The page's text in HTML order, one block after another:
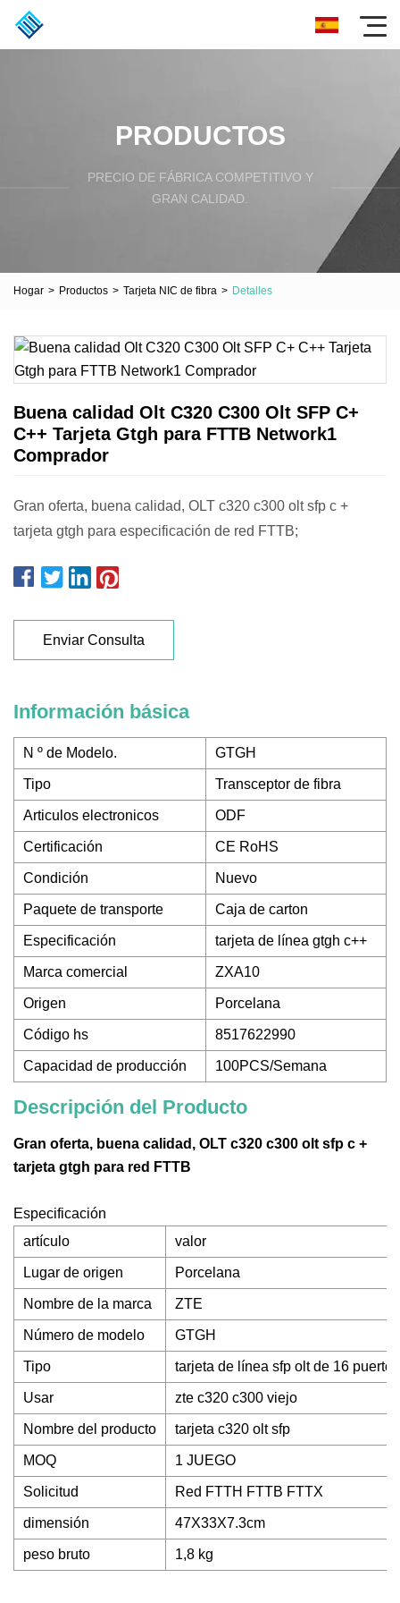
PRODUCTOS
PRECIO DE FÁBRICA COMPETITIVO Y
GRAN CALIDAD.
Hogar > Productos > Tarjeta NIC de fibra > Detalles
Buena calidad Olt C320 C300 Olt SFP C+
C++ Tarjeta Gtgh para FTTB Network1
Comprador
Gran oferta, buena calidad, OLT c320 c300 olt sfp c +
tarjeta gtgh para especificación de red FTTB;
Enviar Consulta
Información básica
N º de Modelo. GTGH
Tipo Transceptor de fibra
Articulos electronicos ODF
Certificación CE RoHS
Condición Nuevo
Paquete de transporte Caja de carton
Especificación tarjeta de línea gtgh c++
Marca comercial ZXA10
Origen Porcelana
Código hs 8517622990
Capacidad de producción 100PCS/Semana
Descripción del Producto
Gran oferta, buena calidad, OLT c320 c300 olt sfp c +
tarjeta gtgh para red FTTB
Especificación
artículo
valor
Lugar de origen Porcelana
Nombre de la marca ZTE
Número de modelo GTGH
Tipo tarjeta de línea sfp olt de 16 puertos
Usar zte c320 c300 viejo
Nombre del producto tarjeta c320 olt sfp
MOQ 1 JUEGO
Solicitud Red FTTH FTTB FTTX
dimensión 47X33X7.3cm
peso bruto 1,8 kg